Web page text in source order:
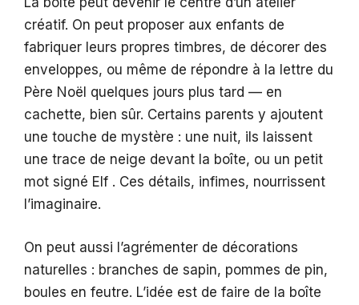
créatif. On peut proposer aux enfants de
fabriquer leurs propres timbres, de décorer des
enveloppes, ou même de répondre à la lettre du
Père Noël quelques jours plus tard — en
cachette, bien sûr. Certains parents y ajoutent
une touche de mystère : une nuit, ils laissent
une trace de neige devant la boîte, ou un petit
mot signé Elf . Ces détails, infimes, nourrissent
l’imaginaire.
On peut aussi l’agrémenter de décorations
naturelles : branches de sapin, pommes de pin,
boules en feutre. L’idée est de faire de la boîte